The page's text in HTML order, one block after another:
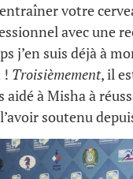
votre
avec une
j’en suis déjà à
! Troisièmement, il
aidé à Misha à
soutenu